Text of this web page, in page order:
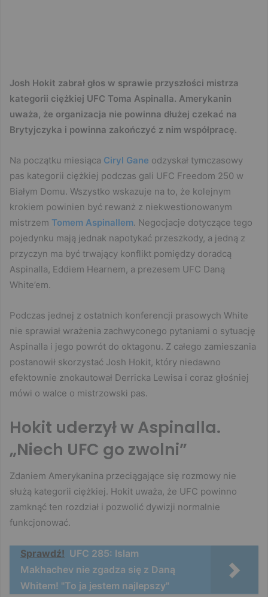
Josh Hokit zabrał głos w sprawie przyszłości mistrza
kategorii ciężkiej UFC Toma Aspinalla. Amerykanin
uważa, że organizacja nie powinna dłużej czekać na
Brytyjczyka i powinna zakończyć z nim współpracę.
Na początku miesiąca Ciryl Gane odzyskał tymczasowy
pas kategorii ciężkiej podczas gali UFC Freedom 250 w
Białym Domu. Wszystko wskazuje na to, że kolejnym
krokiem powinien być rewanż z niekwestionowanym
mistrzem Tomem Aspinallem. Negocjacje dotyczące tego
pojedynku mają jednak napotykać przeszkody, a jedną z
przyczyn ma być trwający konflikt pomiędzy doradcą
Aspinalla, Eddiem Hearnem, a prezesem UFC Daną
White’em.
Podczas jednej z ostatnich konferencji prasowych White
nie sprawiał wrażenia zachwyconego pytaniami o sytuację
Aspinalla i jego powrót do oktagonu. Z całego zamieszania
postanowił skorzystać Josh Hokit, który niedawno
efektownie znokautował Derricka Lewisa i coraz głośniej
mówi o walce o mistrzowski pas.
Hokit uderzył w Aspinalla.
„Niech UFC go zwolni”
Zdaniem Amerykanina przeciągające się rozmowy nie
służą kategorii ciężkiej. Hokit uważa, że UFC powinno
zamknąć ten rozdział i pozwolić dywizji normalnie
funkcjonować.
Sprawdź! UFC 285: Islam
Makhachev nie zgadza się z Daną
Whitem! "To ja jestem najlepszy"